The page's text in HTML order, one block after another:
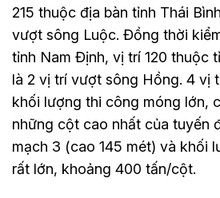
215 thuộc địa bàn tỉnh Thái
vượt sông Luộc. Đồng thời
tỉnh Nam Định, vị trí 120 thuộc
là 2 vị trí vượt sông Hồng. 4 vị
khối lượng thi công móng lớn,
những cột cao nhất của tuyến
mạch 3 (cao 145 mét) và khối
rất lớn, khoảng 400 tấn/cột.